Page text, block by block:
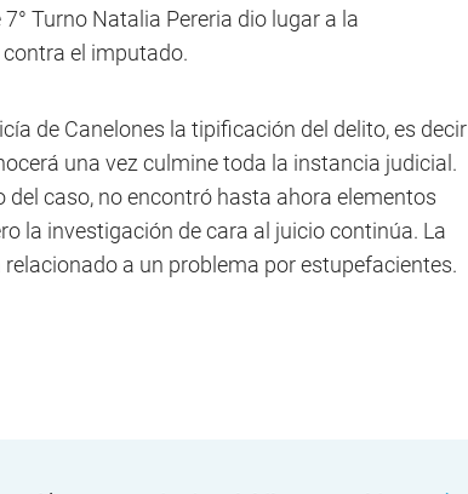
Turno Natalia Pereria dio lugar a la
el imputado.
de Canelones la tipificación del delito, es decir
una vez culmine toda la instancia judicial.
del caso, no encontró hasta ahora elementos
la investigación de cara al juicio continúa. La
a un problema por estupefacientes.